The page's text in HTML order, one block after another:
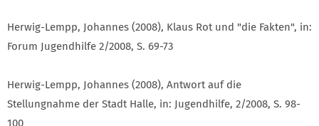
Herwig-Lempp, Johannes (2008), Klaus Rot und "die Fakten", in:
Forum Jugendhilfe 2/2008, S. 69-73
Herwig-Lempp, Johannes (2008), Antwort auf die
Stellungnahme der Stadt Halle, in: Jugendhilfe, 2/2008, S. 98-
100